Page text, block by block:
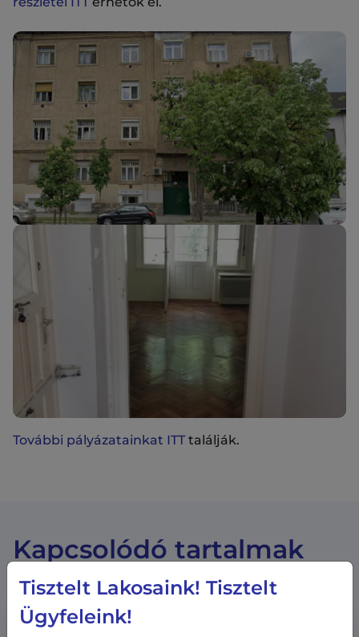
További pályázatainkat ITTtalálják.
Kapcsolódó tartalmak
Tisztelt Lakosaink! Tisztelt
Ügyfeleink!